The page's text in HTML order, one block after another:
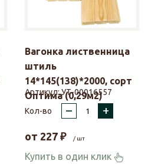
Вагонка лиственница
штиль
14*145(138)*2000, сорт
Оптима (0,29м2)
Артикул:УТ-00016557
Кол-во
– +
от 227 ₽ / шт
Купить в один клик